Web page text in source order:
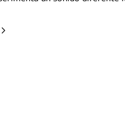
Siguiente